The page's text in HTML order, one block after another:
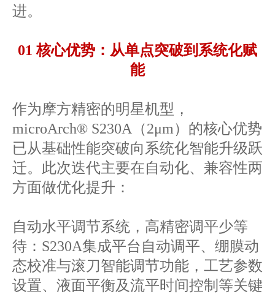
进。
01 核心优势：从单点突破到系统化赋
能
作为摩方精密的明星机型，
microArch® S230A（2μm）的核心优势
已从基础性能突破向系统化智能升级跃
迁。此次迭代主要在自动化、兼容性两
方面做优化提升：
自动水平调节系统，高精密调平少等
待：S230A集成平台自动调平、绷膜动
态校准与滚刀智能调节功能，工艺参数
设置、液面平衡及流平时间控制等关键